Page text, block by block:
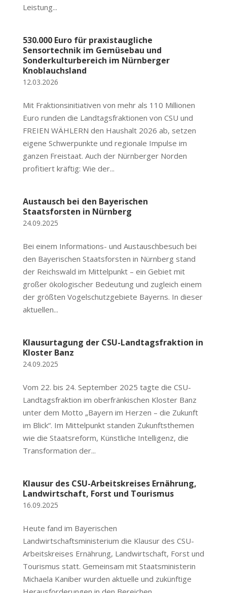
Leistung...
530.000 Euro für praxistaugliche
Sensortechnik im Gemüsebau und
Sonderkulturbereich im Nürnberger
Knoblauchsland
12.03.2026
Mit Fraktionsinitiativen von mehr als 110 Millionen
Euro runden die Landtagsfraktionen von CSU und
FREIEN WÄHLERN den Haushalt 2026 ab, setzen
eigene Schwerpunkte und regionale Impulse im
ganzen Freistaat. Auch der Nürnberger Norden
profitiert kräftig: Wie der...
Austausch bei den Bayerischen
Staatsforsten in Nürnberg
24.09.2025
Bei einem Informations- und Austauschbesuch bei
den Bayerischen Staatsforsten in Nürnberg stand
der Reichswald im Mittelpunkt – ein Gebiet mit
großer ökologischer Bedeutung und zugleich einem
der größten Vogelschutzgebiete Bayerns. In dieser
aktuellen...
Klausurtagung der CSU-Landtagsfraktion in
Kloster Banz
24.09.2025
Vom 22. bis 24. September 2025 tagte die CSU-
Landtagsfraktion im oberfränkischen Kloster Banz
unter dem Motto „Bayern im Herzen – die Zukunft
im Blick“. Im Mittelpunkt standen Zukunftsthemen
wie die Staatsreform, Künstliche Intelligenz, die
Transformation der...
Klausur des CSU-Arbeitskreises Ernährung,
Landwirtschaft, Forst und Tourismus
16.09.2025
Heute fand im Bayerischen
Landwirtschaftsministerium die Klausur des CSU-
Arbeitskreises Ernährung, Landwirtschaft, Forst und
Tourismus statt. Gemeinsam mit Staatsministerin
Michaela Kaniber wurden aktuelle und zukünftige